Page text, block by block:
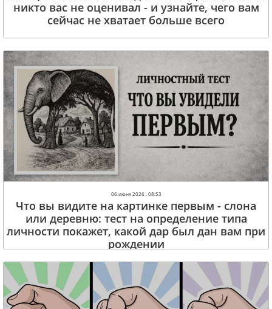
никто вас не оценивал - и узнайте, чего вам
сейчас не хватает больше всего
06 июня 2026 , 08:53
Что вы видите на картинке первым - слона
или деревню: тест на определение типа
личности покажет, какой дар был дан вам при
рождении